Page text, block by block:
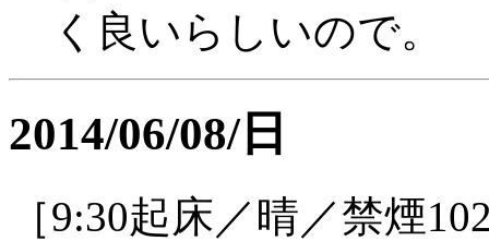
く良いらしいので。
2014/06/08/日
［9:30起床／晴／禁煙